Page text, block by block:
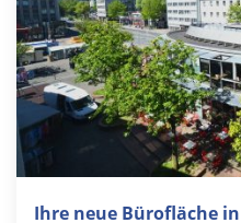
Ihre neue Bürofläche